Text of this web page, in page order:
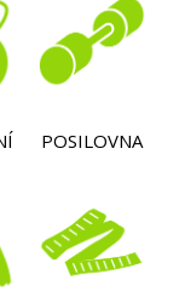
POSILOVNA